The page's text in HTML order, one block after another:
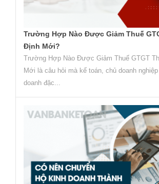
Trường Hợp Nào Được Giảm Thuế
Định Mới?
Trường Hợp Nào Được Giảm Thuế GTGT
Mới là câu hỏi mà kế toán, chủ doanh
doanh đặc...